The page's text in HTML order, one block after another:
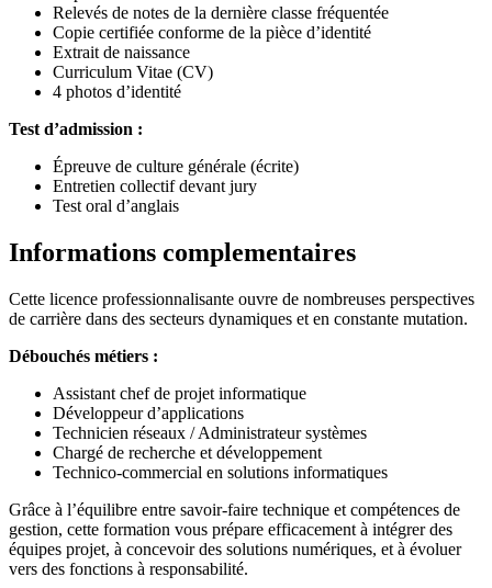
Relevés de notes de la dernière classe fréquentée
Copie certifiée conforme de la pièce d’identité
Extrait de naissance
Curriculum Vitae (CV)
4 photos d’identité
Test d’admission :
Épreuve de culture générale (écrite)
Entretien collectif devant jury
Test oral d’anglais
Informations complementaires
Cette licence professionnalisante ouvre de nombreuses perspectives
de carrière dans des secteurs dynamiques et en constante mutation.
Débouchés métiers :
Assistant chef de projet informatique
Développeur d’applications
Technicien réseaux / Administrateur systèmes
Chargé de recherche et développement
Technico-commercial en solutions informatiques
Grâce à l’équilibre entre savoir-faire technique et compétences de
gestion, cette formation vous prépare efficacement à intégrer des
équipes projet, à concevoir des solutions numériques, et à évoluer
vers des fonctions à responsabilité.